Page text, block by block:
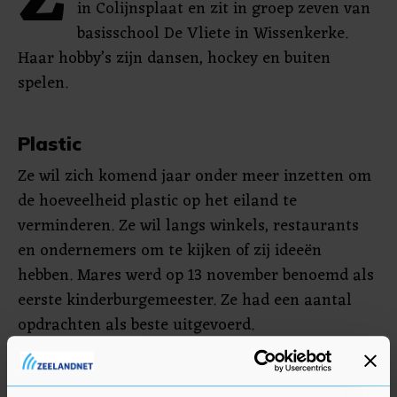
in Colijnsplaat en zit in groep zeven van
basisschool De Vliete in Wissenkerke.
Haar hobby’s zijn dansen, hockey en buiten
spelen.
Plastic
Ze wil zich komend jaar onder meer inzetten om
de hoeveelheid plastic op het eiland te
verminderen. Ze wil langs winkels, restaurants
en ondernemers om te kijken of zij ideeën
hebben. Mares werd op 13 november benoemd als
eerste kinderburgemeester. Ze had een aantal
opdrachten als beste uitgevoerd.